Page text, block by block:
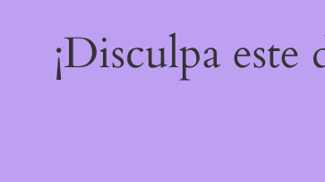
¡Disculpa